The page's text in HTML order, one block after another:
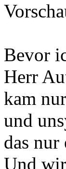
Bevor
Herr
kam
und
das nur
Und